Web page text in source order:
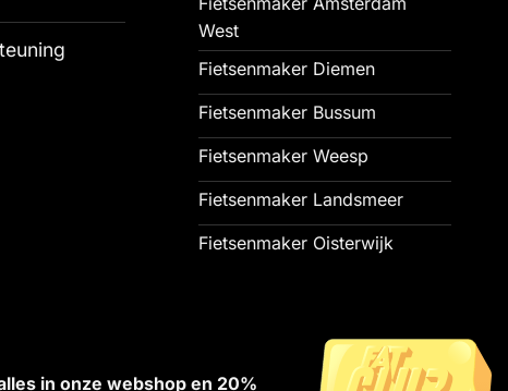
West
Fietsenmaker Diemen
Fietsenmaker Bussum
Fietsenmaker Weesp
Fietsenmaker Landsmeer
Fietsenmaker Oisterwijk
in onze webshop en 20%